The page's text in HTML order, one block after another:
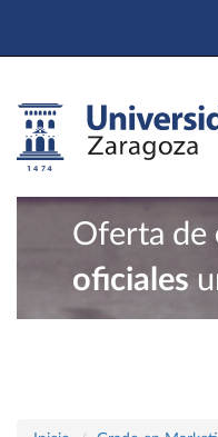
Oferta de
oficiales